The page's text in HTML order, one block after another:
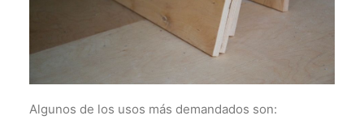
Algunos de los usos más demandados son: